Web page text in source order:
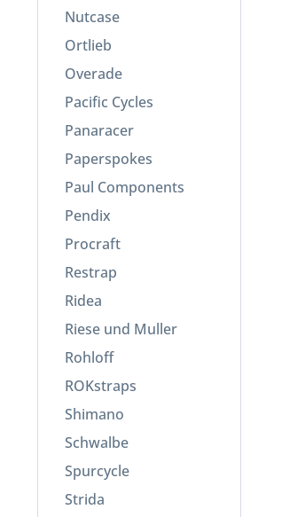
Nutcase
Ortlieb
Overade
Pacific Cycles
Panaracer
Paperspokes
Paul Components
Pendix
Procraft
Restrap
Ridea
Riese und Muller
Rohloff
ROKstraps
Shimano
Schwalbe
Spurcycle
Strida